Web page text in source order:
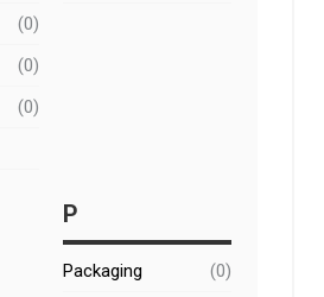
(0)
(0)
(0)
P
Packaging (0)